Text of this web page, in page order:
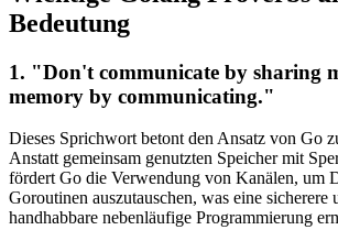
Bedeutung
1. "Don't communicate by sharing
memory by communicating."
Dieses Sprichwort betont den Ansatz von Go
Anstatt gemeinsam genutzten Speicher mit
fördert Go die Verwendung von Kanälen, um
Goroutinen auszutauschen, was eine sicherere
handhabbare nebenläufige Programmierung